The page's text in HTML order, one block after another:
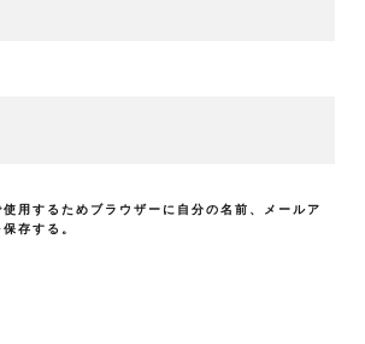
用するためブラウザーに自分の名前、メールア
存する。